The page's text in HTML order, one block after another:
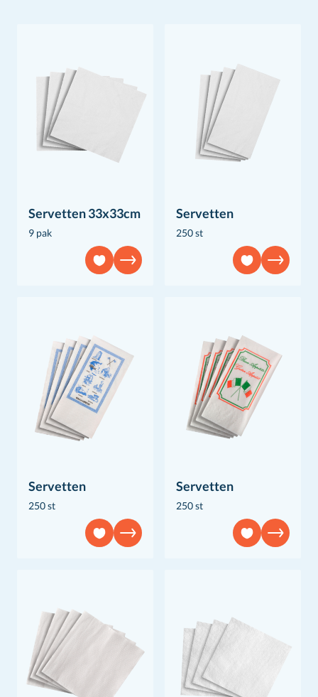
Servetten 33x33cm
9 pak
Servetten
250 st
Servetten
250 st
Servetten
250 st